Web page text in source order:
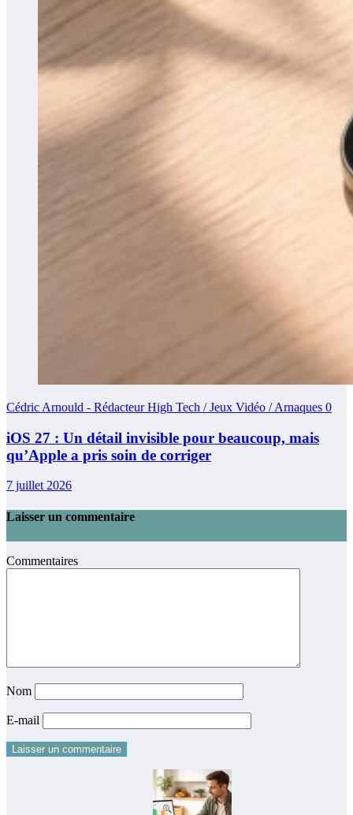
Cédric Arnould - Rédacteur High Tech / Jeux Vidéo / Arnaques 0
iOS 27 : Un détail invisible pour beaucoup, mais
qu’Apple a pris soin de corriger
7 juillet 2026
Laisser un commentaire
Commentaires
Nom
E-mail